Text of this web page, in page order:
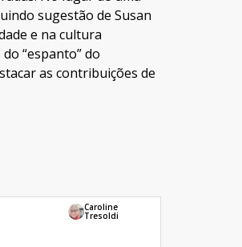
sugestão de Susan
e na cultura
“espanto” do
as contribuições de
Caroline
Tresoldi